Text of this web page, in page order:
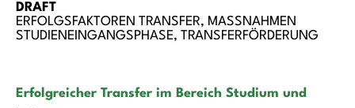
DRAFT
ERFOLGSFAKTOREN TRANSFER, MASSNAHMEN S
TUDIENEINGANGSPHASE
, TRANSFERFÖRDERUNG
Erfolgreicher Transfer im Bereich Studium und